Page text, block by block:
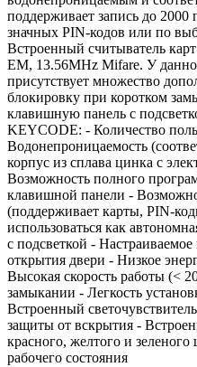
поддерживает запись до 2000
значных PIN-кодов или по
Встроенный считыватель
ЕМ, 13.56MHz Mifare. У
присутствует множество
блокировку при коротком
клавишную панель с
KEYCODE: - Количество
Водонепроницаемость
корпус из сплава цинка с
Возможность полного
клавишной панели -
(поддерживает карты, PIN-
использоваться как
с подсветкой -
открытия двери - Низкое
Высокая скорость работы (<
замыкании - Легкость
Встроенный
защиты от вскрытия -
красного, желтого и
рабочего состояния